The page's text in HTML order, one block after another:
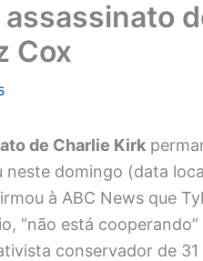
Cox
de Charlie Kirk
neste domingo (data
à ABC News que
“não está
conservador de 31